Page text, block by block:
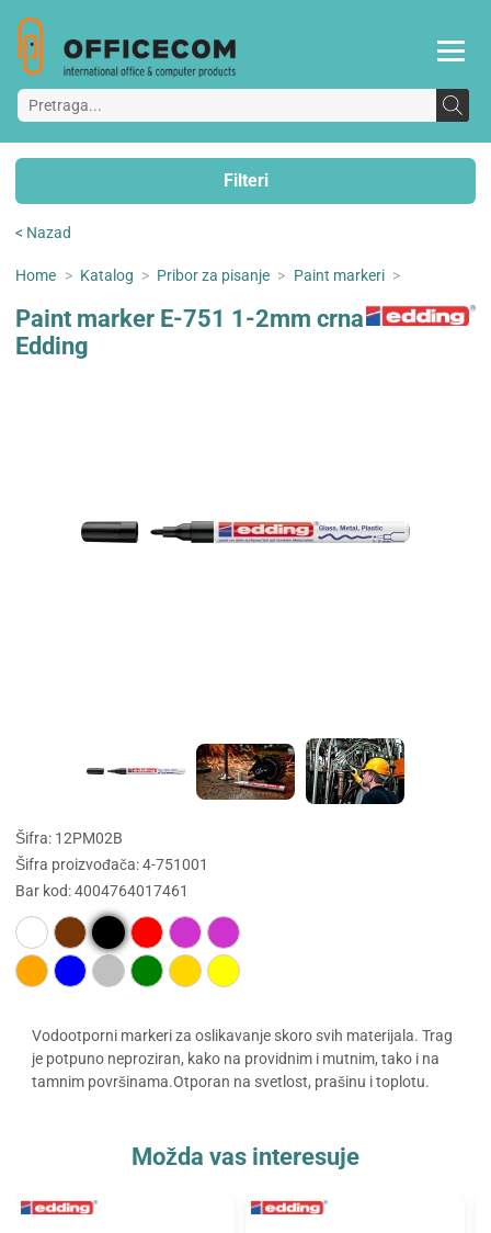
Filteri
< Nazad
Home > Katalog > Pribor za pisanje > Paint markeri >
Paint marker E-751 1-2mm crna
Edding
Šifra: 12PM02B
Šifra proizvođača: 4-751001
Bar kod: 4004764017461
Vodootporni markeri za oslikavanje skoro svih materijala. Trag
je potpuno neproziran, kako na providnim i mutnim, tako i na
tamnim površinama.Otporan na svetlost, prašinu i toplotu.
Možda vas interesuje